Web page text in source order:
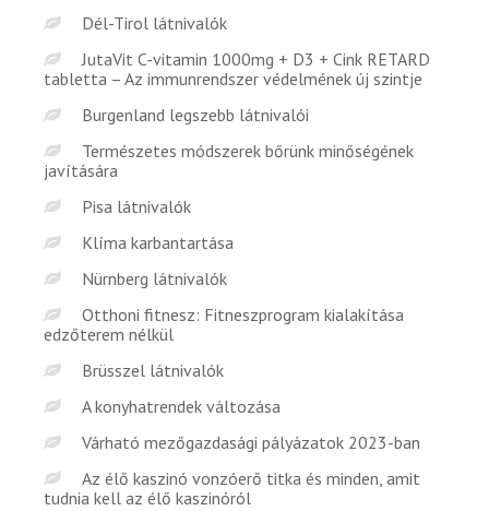
Dél-Tirol látnivalók
JutaVit C-vitamin 1000mg + D3 + Cink RETARD
tabletta – Az immunrendszer védelmének új szintje
Burgenland legszebb látnivalói
Természetes módszerek bőrünk minőségének
javítására
Pisa látnivalók
Klíma karbantartása
Nürnberg látnivalók
Otthoni fitnesz: Fitneszprogram kialakítása
edzőterem nélkül
Brüsszel látnivalók
A konyhatrendek változása
Várható mezőgazdasági pályázatok 2023-ban
Az élő kaszinó vonzóerő titka és minden, amit
tudnia kell az élő kaszinóról